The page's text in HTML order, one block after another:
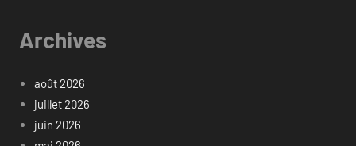
Archives
août 2026
juillet 2026
juin 2026